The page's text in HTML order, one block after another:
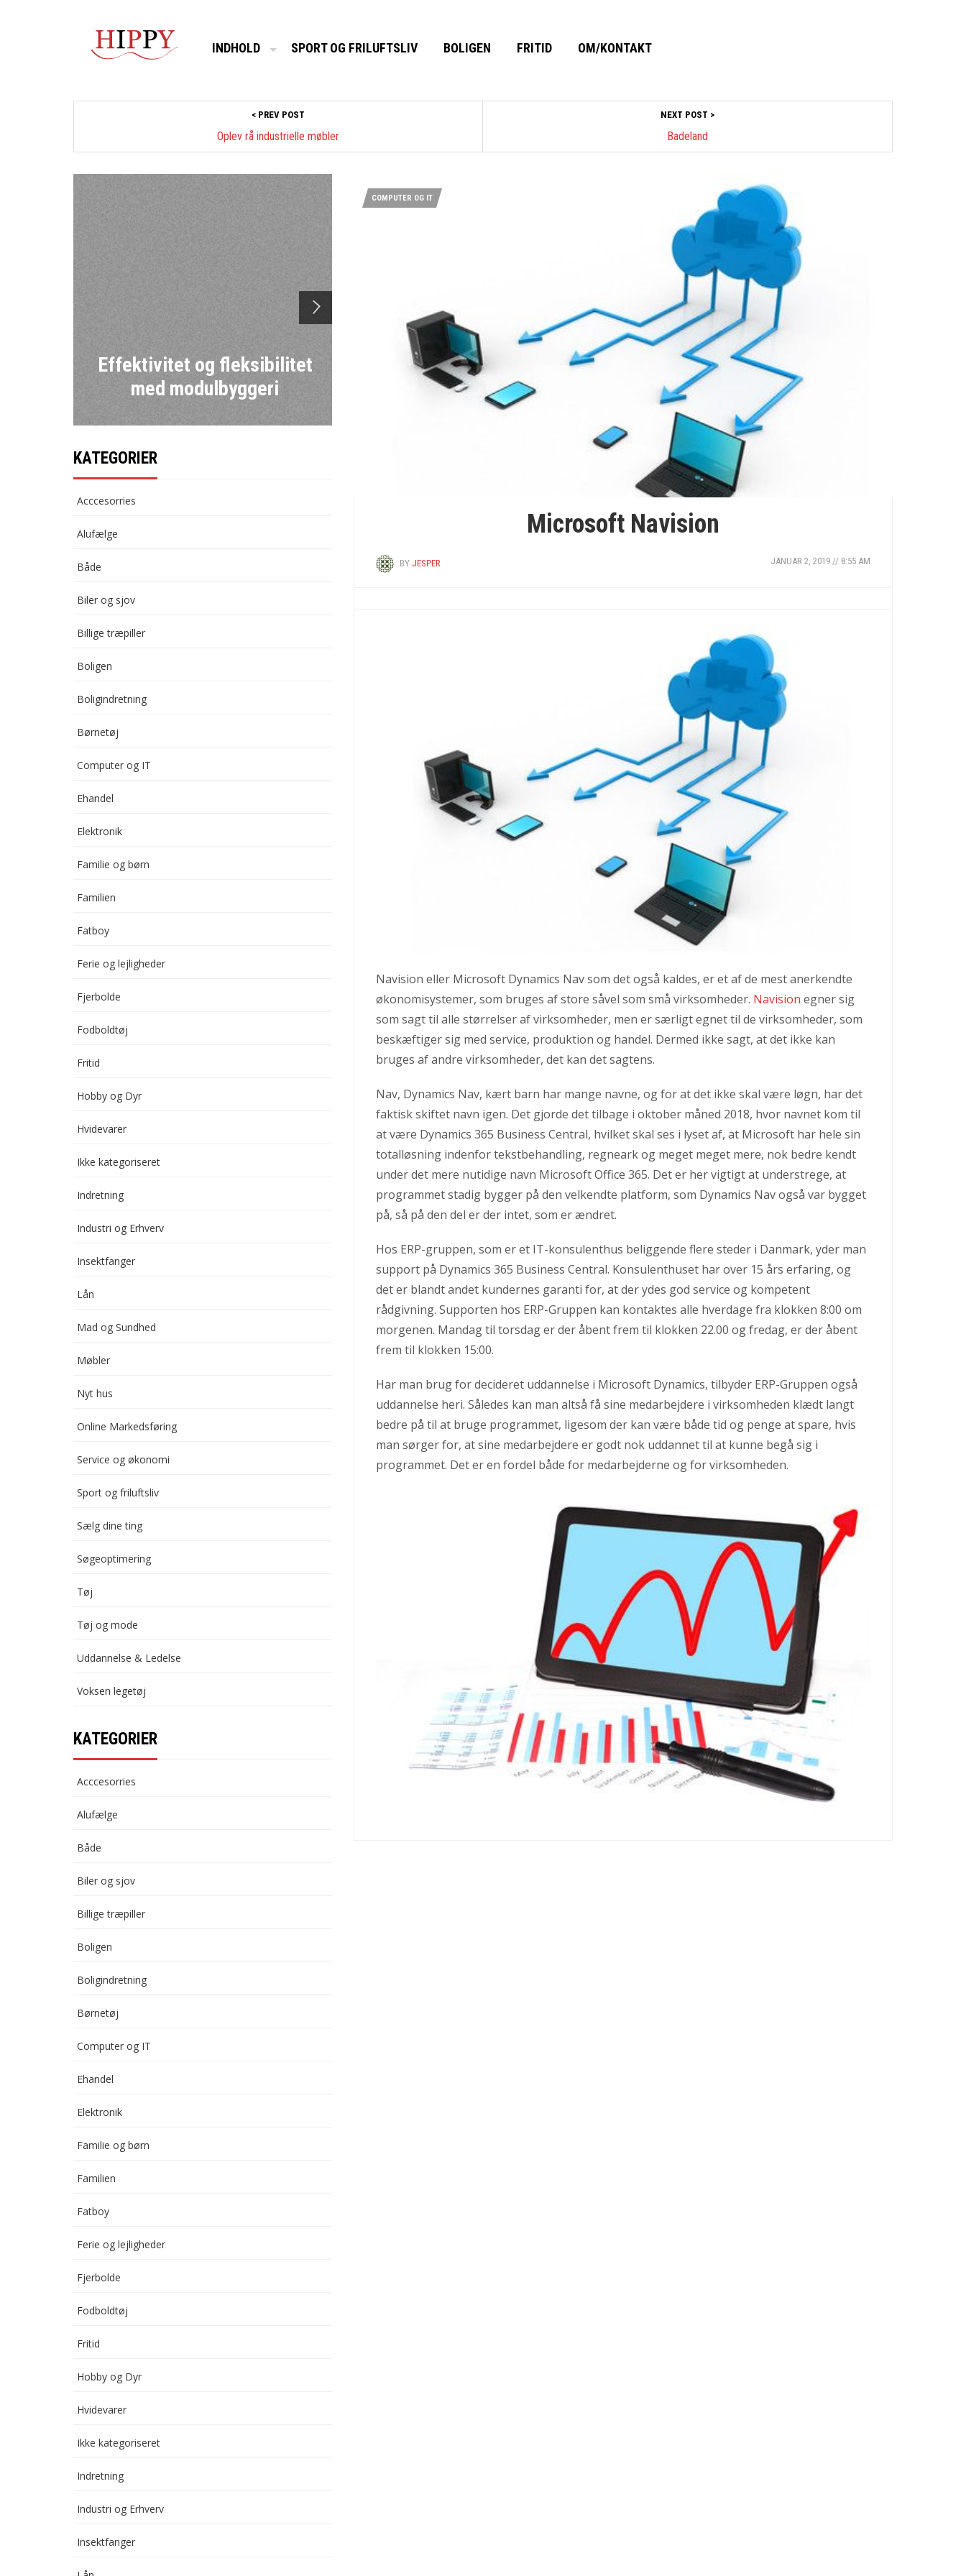
INDHOLD SPORT OG FRILUFTSLIV BOLIGEN FRITID OM/KONTAKT
< PREV POST
Oplev rå industrielle møbler
NEXT POST >
Badeland
COMPUTER OG IT
Microsoft Navision
BY JESPER JANUAR 2, 2019 // 8:55 AM
Navision eller Microsoft Dynamics Nav som det også kaldes, er et af de mest anerkendte
økonomisystemer, som bruges af store såvel som små virksomheder. Navision egner sig
som sagt til alle størrelser af virksomheder, men er særligt egnet til de virksomheder, som
beskæftiger sig med service, produktion og handel. Dermed ikke sagt, at det ikke kan
bruges af andre virksomheder, det kan det sagtens.
Nav, Dynamics Nav, kært barn har mange navne, og for at det ikke skal være løgn, har det
faktisk skiftet navn igen. Det gjorde det tilbage i oktober måned 2018, hvor navnet kom til
at være Dynamics 365 Business Central, hvilket skal ses i lyset af, at Microsoft har hele sin
totalløsning indenfor tekstbehandling, regneark og meget meget mere, nok bedre kendt
under det mere nutidige navn Microsoft Office 365. Det er her vigtigt at understrege, at
programmet stadig bygger på den velkendte platform, som Dynamics Nav også var bygget
på, så på den del er der intet, som er ændret.
Hos ERP-gruppen, som er et IT-konsulenthus beliggende flere steder i Danmark, yder man
support på Dynamics 365 Business Central. Konsulenthuset har over 15 års erfaring, og
det er blandt andet kundernes garanti for, at der ydes god service og kompetent
rådgivning. Supporten hos ERP-Gruppen kan kontaktes alle hverdage fra klokken 8:00 om
morgenen. Mandag til torsdag er der åbent frem til klokken 22.00 og fredag, er der åbent
frem til klokken 15:00.
Har man brug for decideret uddannelse i Microsoft Dynamics, tilbyder ERP-Gruppen også
uddannelse heri. Således kan man altså få sine medarbejdere i virksomheden klædt langt
bedre på til at bruge programmet, ligesom der kan være både tid og penge at spare, hvis
man sørger for, at sine medarbejdere er godt nok uddannet til at kunne begå sig i
programmet. Det er en fordel både for medarbejderne og for virksomheden.
Effektivitet og fleksibilitet
med modulbyggeri
Byg dit drømme sommerhus
med totalentreprise
Hårprodukter nu
KATEGORIER
Acccesorries
Alufælge
Både
Biler og sjov
Billige træpiller
Boligen
Boligindretning
Børnetøj
Computer og IT
Ehandel
Elektronik
Familie og børn
Familien
Fatboy
Ferie og lejligheder
Fjerbolde
Fodboldtøj
Fritid
Hobby og Dyr
Hvidevarer
Ikke kategoriseret
Indretning
Industri og Erhverv
Insektfanger
Lån
Mad og Sundhed
Møbler
Nyt hus
Online Markedsføring
Service og økonomi
Sport og friluftsliv
Sælg dine ting
Søgeoptimering
Tøj
Tøj og mode
Uddannelse & Ledelse
Voksen legetøj
KATEGORIER
Acccesorries
Alufælge
Både
Biler og sjov
Billige træpiller
Boligen
Boligindretning
Børnetøj
Computer og IT
Ehandel
Elektronik
Familie og børn
Familien
Fatboy
Ferie og lejligheder
Fjerbolde
Fodboldtøj
Fritid
Hobby og Dyr
Hvidevarer
Ikke kategoriseret
Indretning
Industri og Erhverv
Insektfanger